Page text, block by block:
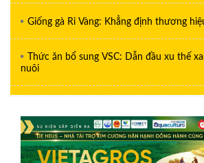
Giống gà Ri Vàng: Khẳng định thương
Thức ăn bổ sung VSC: Dẫn đầu xu thế
nuôi